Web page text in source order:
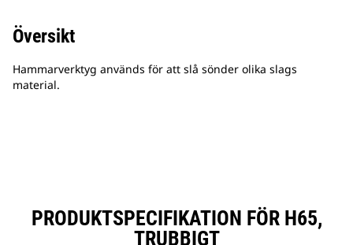
Översikt
Hammarverktyg används för att slå sönder olika slags
material.
PRODUKTSPECIFIKATION FÖR H65,
TRUBBIGT